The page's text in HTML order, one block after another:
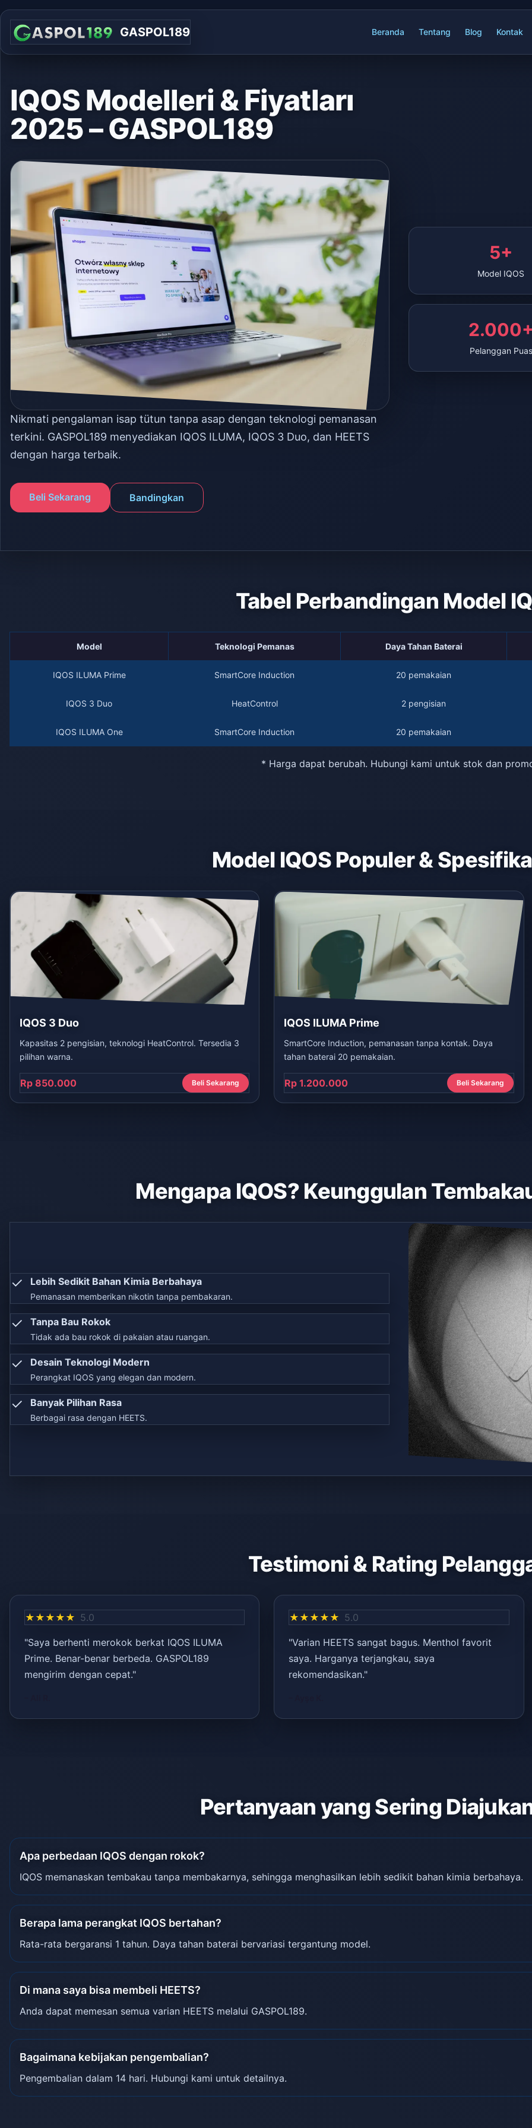
GASPOL189 Beranda Tentang Blog Kontak
IQOS Modelleri & Fiyatları
2025 – GASPOL189
Nikmati pengalaman isap tütun tanpa asap dengan teknologi pemanasan
terkini. GASPOL189 menyediakan IQOS ILUMA, IQOS 3 Duo, dan HEETS
dengan harga terbaik.
Beli Sekarang Bandingkan
5+
Model IQOS
Pelanggan Puas
Tabel Perbandingan Model
Model Teknologi Pemanas Daya Tahan Baterai
IQOS ILUMA Prime SmartCore Induction 20 pemakaian
IQOS 3 Duo HeatControl 2 pengisian
IQOS ILUMA One SmartCore Induction 20 pemakaian
* Harga dapat berubah. Hubungi kami untuk stok dan
Model IQOS Populer &
IQOS 3 Duo
Kapasitas 2 pengisian, teknologi HeatControl. Tersedia 3
pilihan warna.
Rp 850.000 Beli Sekarang
IQOS ILUMA Prime
SmartCore Induction, pemanasan tanpa kontak. Daya
tahan baterai 20 pemakaian.
Rp 1.200.000 Beli Sekarang
Mengapa IQOS? Keunggulan
✓ Lebih Sedikit Bahan Kimia Berbahaya
Pemanasan memberikan nikotin tanpa pembakaran.
✓ Tanpa Bau Rokok
Tidak ada bau rokok di pakaian atau ruangan.
✓ Desain Teknologi Modern
Perangkat IQOS yang elegan dan modern.
✓ Banyak Pilihan Rasa
Berbagai rasa dengan HEETS.
Testimoni & Rating
★★★★★ 5.0
"Saya berhenti merokok berkat IQOS ILUMA
Prime. Benar-benar berbeda. GASPOL189
mengirim dengan cepat."
★★★★★ 5.0
"Varian HEETS sangat bagus. Menthol favorit
saya. Harganya terjangkau, saya
rekomendasikan."
Pertanyaan yang Sering
Apa perbedaan IQOS dengan rokok?
IQOS memanaskan tembakau tanpa membakarnya, sehingga menghasilkan lebih sedikit bahan kimia berbahaya.
Berapa lama perangkat IQOS bertahan?
Rata-rata bergaransi 1 tahun. Daya tahan baterai bervariasi tergantung model.
Di mana saya bisa membeli HEETS?
Anda dapat memesan semua varian HEETS melalui GASPOL189.
Bagaimana kebijakan pengembalian?
Pengembalian dalam 14 hari. Hubungi kami untuk detailnya.